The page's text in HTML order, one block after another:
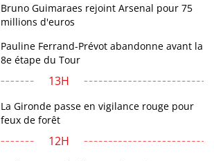
Bruno Guimaraes rejoint Arsenal pour 75
millions d'euros
Pauline Ferrand-Prévot abandonne avant la
8e étape du Tour
13H
La Gironde passe en vigilance rouge pour
feux de forêt
12H